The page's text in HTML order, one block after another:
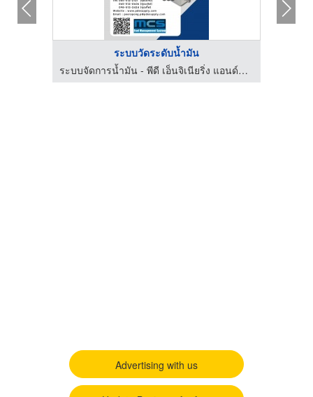
ระบบวัดระดับน้ำมัน
ระบบจัดการน้ำมัน - พีดี เอ็นจิเนียริ่ง แอนด์ซัพพลาย 2018
Advertising with us